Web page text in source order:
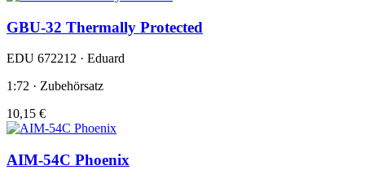
GBU-32 Thermally Protected
EDU 672212 · Eduard
1:72 · Zubehörsatz
10,15 €
AIM-54C Phoenix